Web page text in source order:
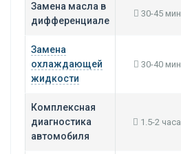
Замена масла в
дифференциале
30-45 мин
Замена
охлаждающей
жидкости
30-40 мин
Комплексная
диагностика
автомобиля
1.5-2 часа